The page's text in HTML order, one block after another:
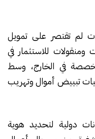
لم تقتصر على تمويل
للاستثمار في
في الخارج، وسط
تبييض أموال وتهريب
دولية لتحديد هوية